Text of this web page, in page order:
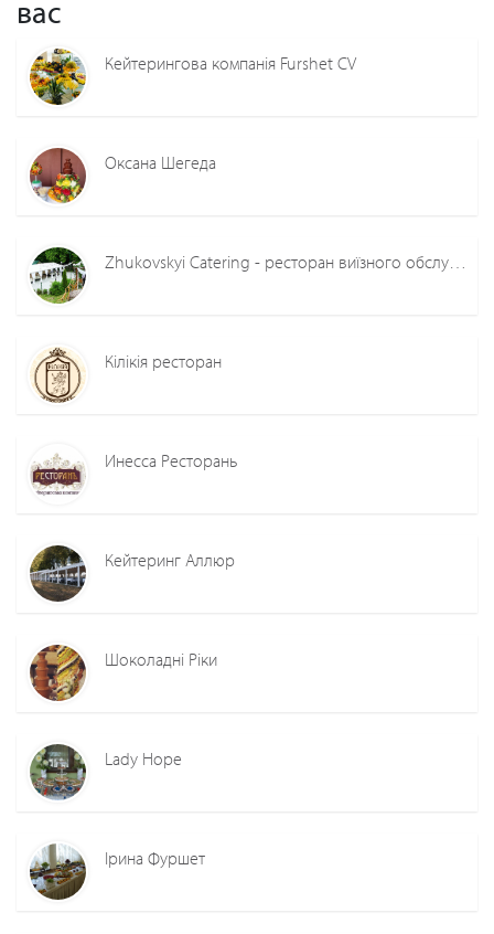
вас
Кейтерингова компанія Furshet CV
Оксана Шегеда
Кілікія ресторан
Инесса Ресторань
Кейтеринг Аллюр
Шоколадні Ріки
Lady Hope
Ірина Фуршет